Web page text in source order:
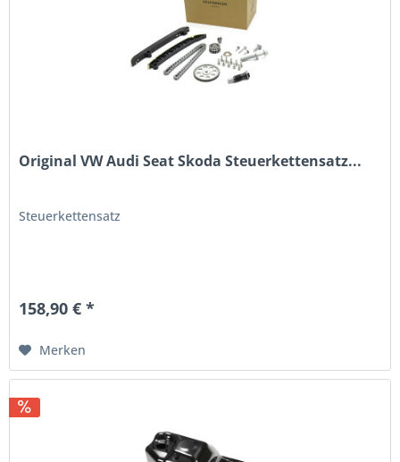
Original VW Audi Seat Skoda Steuerkettensatz...
Steuerkettensatz
158,90 € *
Merken